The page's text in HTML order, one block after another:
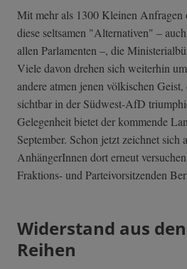
Mit mehr als 1300 Kleinen Anfragen
diese seltsamen "Alternativen" –
allen Parlamenten –, die
Viele davon drehen sich weiterhin
andere atmen jenen völkischen
sichtbar in der Südwest-AfD
Gelegenheit bietet der kommende
September. Schon jetzt zeichnet sich
AnhängerInnen dort erneut
Fraktions- und Parteivorsitzenden
Widerstand aus
Reihen